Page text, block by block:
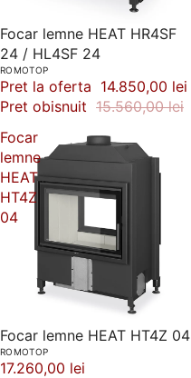
-5%
Focar lemne HEAT HR4SF
24 / HL4SF 24
ROMOTOP
Pret la oferta 14.850,00 lei
Pret obisnuit 15.560,00 lei
Focar
lemne
HEAT
HT4Z
04
Focar lemne HEAT HT4Z 04
ROMOTOP
17.260,00 lei